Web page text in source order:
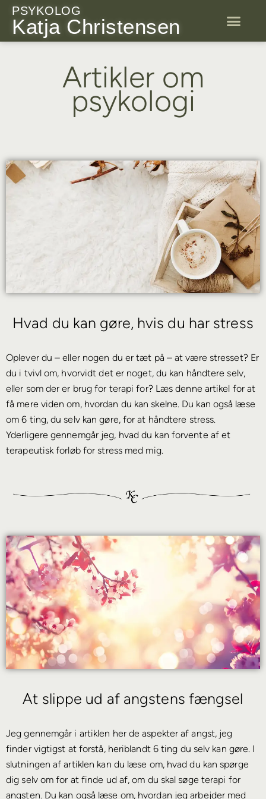
indholdet
PSYKOLOG
Katja Christensen
Artikler om
psykologi
Hvad du kan gøre, hvis du har stress
Oplever du – eller nogen du er tæt på – at være stresset? Er
du i tvivl om, hvorvidt det er noget, du kan håndtere selv,
eller som der er brug for terapi for? Læs denne artikel for at
få mere viden om, hvordan du kan skelne. Du kan også læse
om 6 ting, du selv kan gøre, for at håndtere stress.
Yderligere gennemgår jeg, hvad du kan forvente af et
terapeutisk forløb for stress med mig.
At slippe ud af angstens fængsel
Jeg gennemgår i artiklen her de aspekter af angst, jeg
finder vigtigst at forstå, heriblandt 6 ting du selv kan gøre. I
slutningen af artiklen kan du læse om, hvad du kan spørge
dig selv om for at finde ud af, om du skal søge terapi for
angsten. Du kan også læse om, hvordan jeg arbejder med